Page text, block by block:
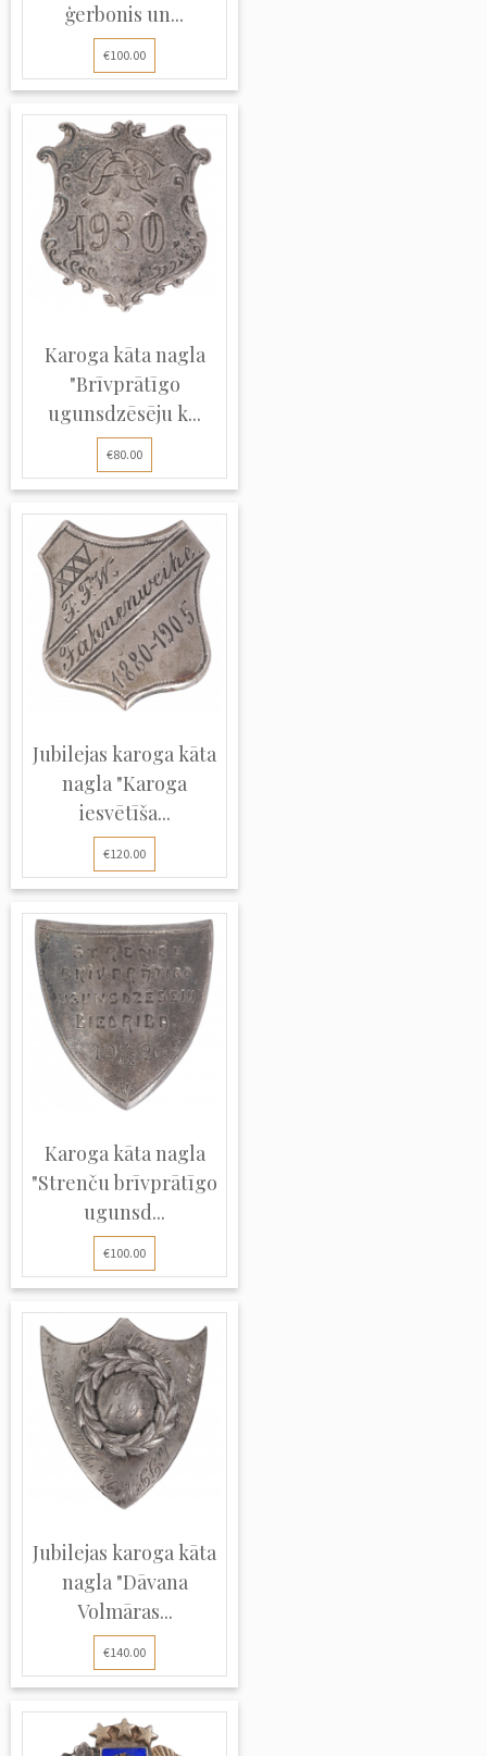
ģerbonis un...
€100.00
Karoga kāta nagla
"Brīvprātīgo
ugunsdzēsēju k...
€80.00
Jubilejas karoga kāta
nagla "Karoga
iesvētīša...
€120.00
Karoga kāta nagla
"Strenču brīvprātīgo
ugunsd...
€100.00
Jubilejas karoga kāta
nagla "Dāvana
Volmāras...
€140.00